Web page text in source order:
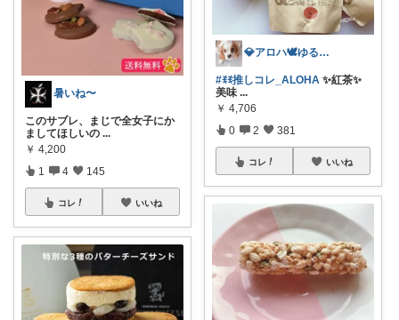
暑いね〜
このサブレ、まじで全女子にか
ましてほしいの ...
￥ 4,200
1 4 145
コレ いいね
💎アロハ🕊️ゆる無添加🔥身体に優し
#ꉂꉂ推しコレ_ALOHA ✨紅茶✨
美味 ...
￥ 4,706
0 2 381
コレ いいね